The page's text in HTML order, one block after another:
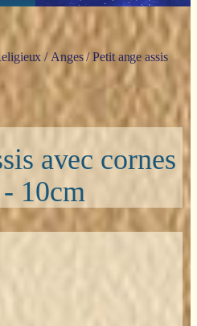
/Anges/ Petit ange assis
avec cornes
10cm